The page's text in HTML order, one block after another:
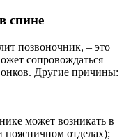
спине
позвоночник, – это
сопровождаться
Другие причины:
может возникать в
отделах);